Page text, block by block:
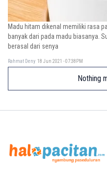
Madu hitam dikenal memiliki rasa
banyak dari pada madu biasanya.
berasal dari senya
Rahmat Deny 18 Jun 2021 - 07:38PM
Nothing